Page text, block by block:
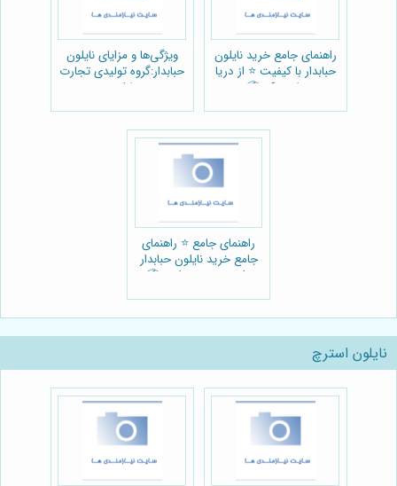
راهنمای جامع خرید نایلون
حبابدار با کیفیت ⭐️ از دریا
پلاستیک 📦
ویژگی‌ها و مزایای نایلون
حبابدار:گروه تولیدی تجارت
نایلون
راهنمای جامع ⭐️ راهنمای
جامع خرید نایلون حبابدار
برای بسته‌بندی ایمن📦:
نایلون استرچ